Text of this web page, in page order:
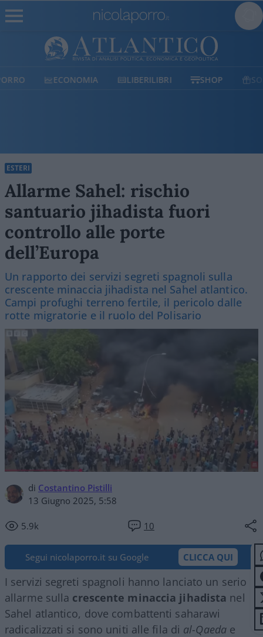
ECONOMIA LIBERILIBRI SHOP SOSTIENICI
ESTERI
Allarme Sahel: rischio
santuario jihadista fuori
controllo alle porte
dell’Europa
Un rapporto dei servizi segreti spagnoli sulla
crescente minaccia jihadista nel Sahel atlantico.
Campi profughi terreno fertile, il pericolo dalle
rotte migratorie e il ruolo del Polisario
di Costantino Pistilli
13 Giugno 2025, 5:58
5.9k 10
Segui nicolaporro.it su Google CLICCA QUI
I servizi segreti spagnoli hanno lanciato un serio
allarme sulla crescente minaccia jihadista nel
Sahel atlantico, dove combattenti saharawi
radicalizzati si sono uniti alle fila di al-Qaedae